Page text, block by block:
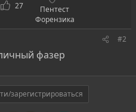
27
Пентест
Форензика
#2
фазер
зарегистрироваться